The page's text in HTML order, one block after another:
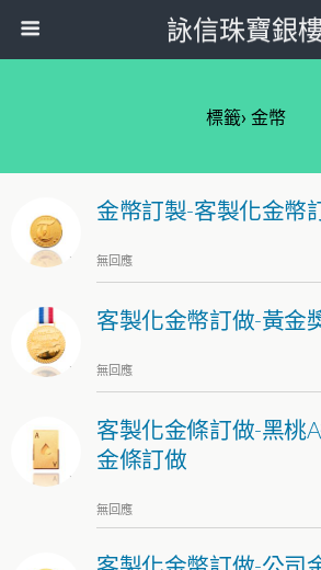
詠信珠寶銀
標籤› 金幣
金幣訂製-客製化金幣
無回應
客製化金幣訂做-黃金
無回應
客製化金條訂做-黑桃
金條訂做
無回應